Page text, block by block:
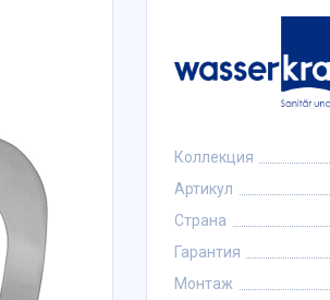
Коллекция
Артикул
Страна
Гарантия
Монтаж